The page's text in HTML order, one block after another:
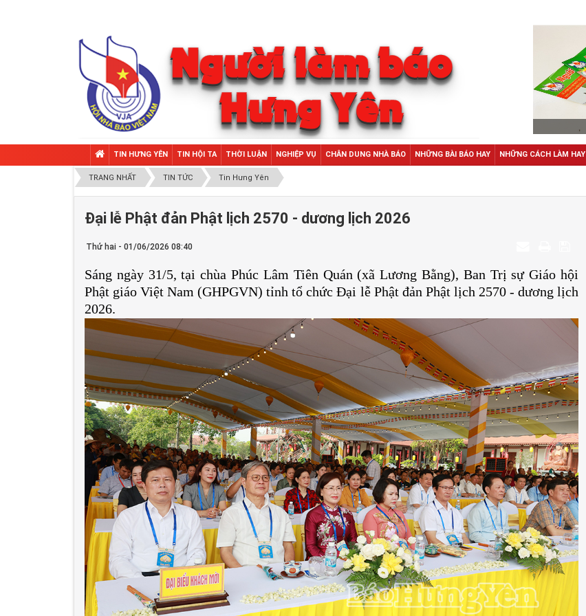
TIN HƯNG YÊN TIN HỘI TA THỜI LUẬN NGHIỆP VỤ CHÂN DUNG NHÀ BÁO NHỮNG BÀI BÁO HAY NHỮNG CÁCH LÀM HAY
TRANG NHẤT TIN TỨC Tin Hưng Yên
Đại lễ Phật đản Phật lịch 2570 - dương lịch 2026
Thứ hai - 01/06/2026 08:40
Sáng ngày 31/5, tại chùa Phúc Lâm Tiên Quán (xã Lương Bằng), Ban Trị sự Giáo hội
Phật giáo Việt Nam (GHPGVN) tỉnh tổ chức Đại lễ Phật đản Phật lịch 2570 - dương lịch
2026.